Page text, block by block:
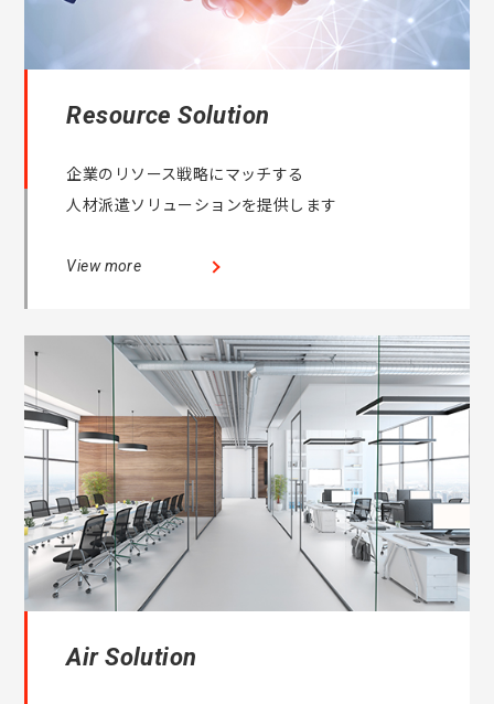
Resource Solution
企業のリソース戦略にマッチする
人材派遣ソリューションを提供します
View more
Air Solution